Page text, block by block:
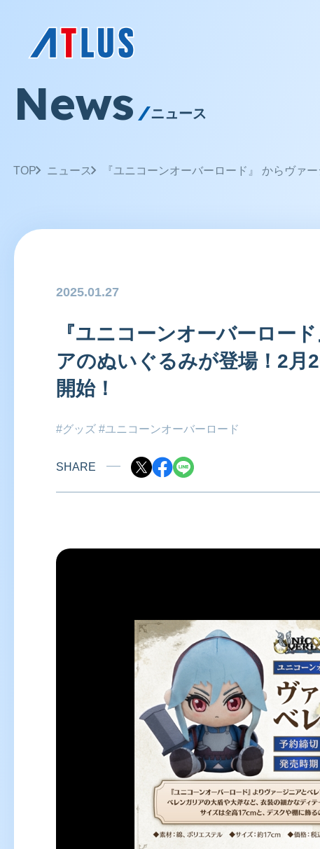
News ニュース
TOP ニュース 『ユニコーンオーバーロード』 からヴァ
2025.01.27
『ユニコーンオーバーロー
アのぬいぐるみが登場！2月
開始！
#グッズ #ユニコーンオーバーロード
SHARE